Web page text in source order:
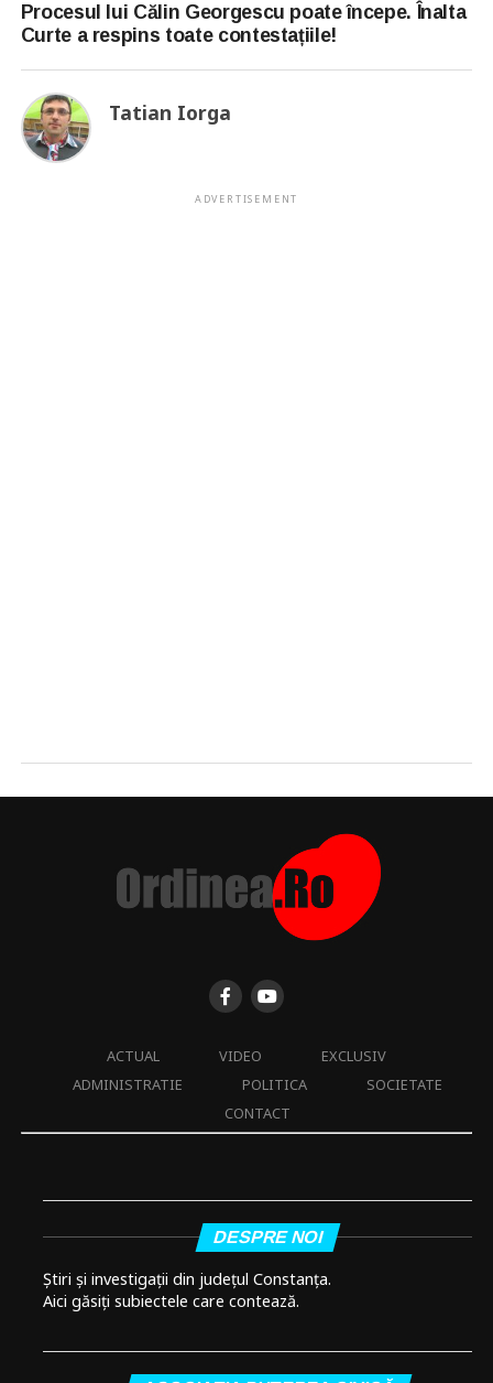
Procesul lui Călin Georgescu poate începe. Înalta
Curte a respins toate contestațiile!
Tatian Iorga
ADVERTISEMENT
ACTUAL VIDEO
EXCLUSIV
ADMINISTRATIE
POLITICA
SOCIETATE
CONTACT
DESPRE NOI
Știri și investigații din județul Constanța.
Aici găsiți subiectele care contează.